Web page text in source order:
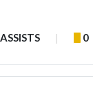
ASSISTS 0